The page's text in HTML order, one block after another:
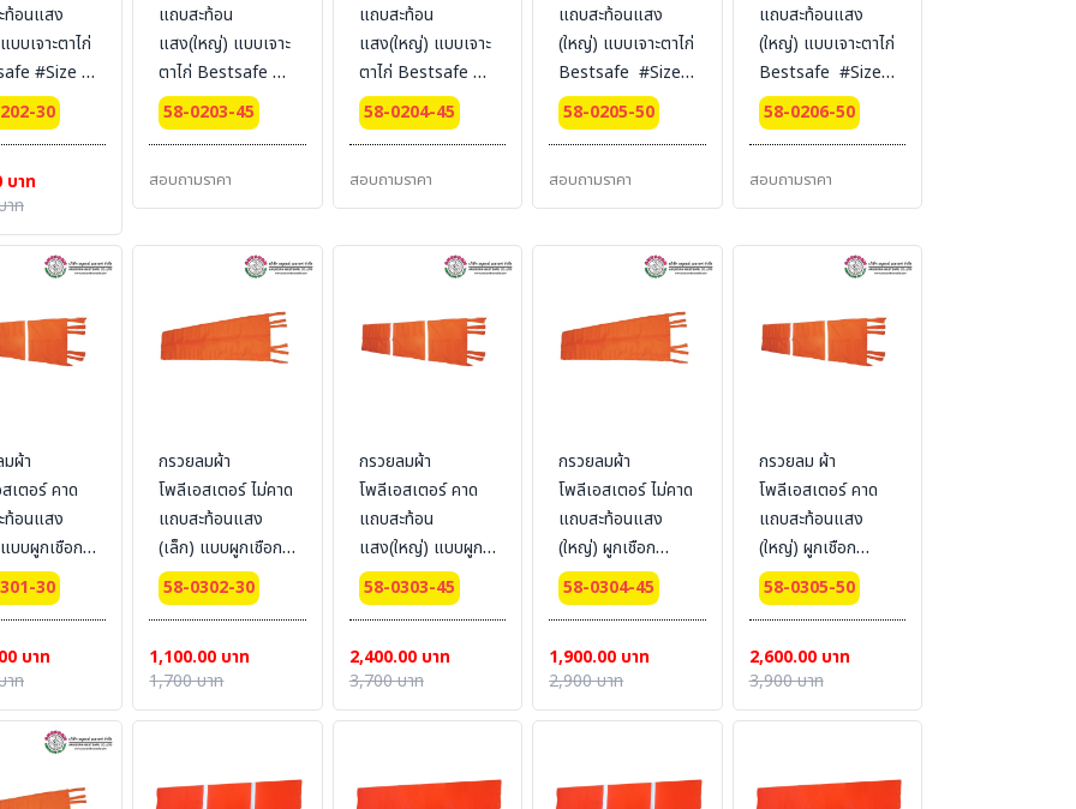
ท้อนแสง
บบเจาะตาไก่
#Size :
m.
30
บาท
าท
แถบสะท้อน
แสง(ใหญ่) แบบเจาะ
ตาไก่ Bestsafe
#Size : 45 cm. x
1.8 m.
58-0203-45
สอบถามราคา
แถบสะท้อน
แสง(ใหญ่) แบบเจาะ
ตาไก่ Bestsafe
#Size : 45 cm. x
1.8 m.
58-0204-45
สอบถามราคา
แถบสะท้อนแสง
(ใหญ่) แบบเจาะตาไก่
Bestsafe #Size :
50 cm.x2 m.
58-0205-50
สอบถามราคา
แถบสะท้อนแสง
(ใหญ่) แบบเจาะตาไก่
Bestsafe #Size
50 cm.x2 m
58-0206-50
สอบถามราคา
ผ้า
เตอร์ คาด
ท้อนแสง
บบผูกเชือก
:
m.
30
บาท
าท
กรวยลมผ้า
โพลีเอสเตอร์ ไม่คาด
แถบสะท้อนแสง
(เล็ก) แบบผูกเชือก
Bestsafe #Size :
30 cm. x 1.5 m.
58-0302-30
1,100.00 บาท
1,700 บาท
กรวยลมผ้า
โพลีเอสเตอร์ คาด
แถบสะท้อน
แสง(ใหญ่) แบบผูก
เชือก Bestsafe
#Size : 45 cm. x
58-0303-45
2,400.00 บาท
3,700 บาท
กรวยลมผ้า
โพลีเอสเตอร์ ไม่คาด
แถบสะท้อนแสง
(ใหญ่) ผูกเชือก
Bestsafe #Size :
45 cm. x 1.8 m.
58-0304-45
1,900.00 บาท
2,900 บาท
กรวยลม ผ้า
โพลีเอสเตอร์ คาด
แถบสะท้อนแสง
(ใหญ่) ผูกเชือก
Bestsafe #Size :
50 cm.x2 m.
58-0305-50
2,600.00 บาท
3,900 บาท